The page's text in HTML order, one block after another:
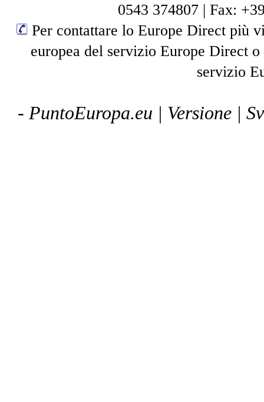
0543 374807 | Fax:
Per contattare lo Europe Direct più
europea del servizio Europe Direct
servizio
- PuntoEuropa.eu | Versione |